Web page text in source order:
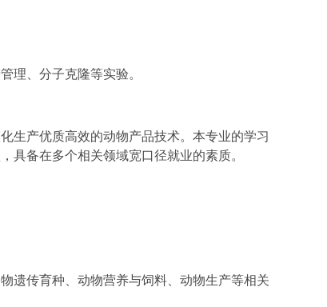
理、分子克隆等实验。
生产优质高效的动物产品技术。本专业的学习
具备在多个相关领域宽口径就业的素质。
遗传育种、动物营养与饲料、动物生产等相关